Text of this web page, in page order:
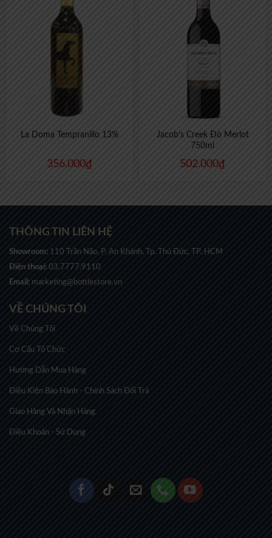
La Doma Tempranillo 13%
356.000₫
Jacob’s Creek Đỏ Merlot
750ml
502.000₫
THÔNG TIN LIÊN HỆ
Showroom: 110 Trần Não, P. An Khánh, Tp. Thủ Đức, TP. HCM
Điện thoại: 03.7777.9110
Email: marketing@bottlestore.vn
VỀ CHÚNG TÔI
Về Chúng Tôi
Cơ Cấu Tổ Chức
Hướng Dẫn Mua Hàng
Điều Kiện Bảo Hành - Chính Sách Đổi Trả
Giao Hàng Và Nhận Hàng
Điều Khoản - Sử Dụng